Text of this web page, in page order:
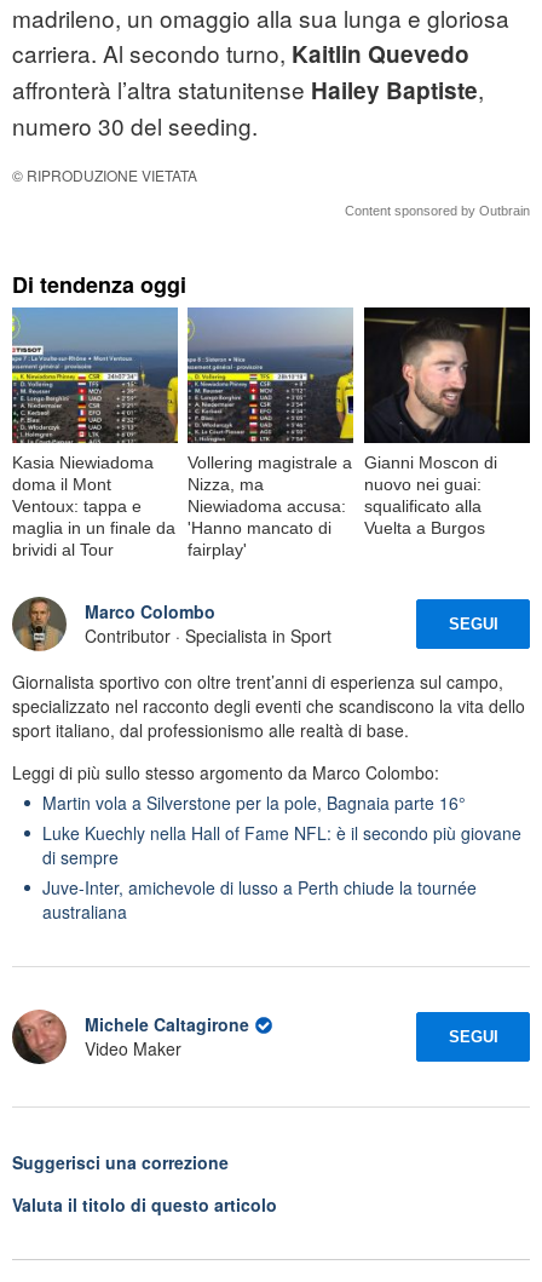
madrileno, un omaggio alla sua lunga e gloriosa
carriera. Al secondo turno, Kaitlin Quevedo
affronterà l’altra statunitense Hailey Baptiste,
numero 30 del seeding.
© RIPRODUZIONE VIETATA
Content sponsored by Outbrain
Di tendenza oggi
Kasia Niewiadoma
doma il Mont
Ventoux: tappa e
maglia in un finale da
brividi al Tour
Vollering magistrale a
Nizza, ma
Niewiadoma accusa:
'Hanno mancato di
fairplay'
Gianni Moscon di
nuovo nei guai:
squalificato alla
Vuelta a Burgos
Marco Colombo
Contributor · Specialista in Sport
SEGUI
Giornalista sportivo con oltre trent’anni di esperienza sul campo,
specializzato nel racconto degli eventi che scandiscono la vita dello
sport italiano, dal professionismo alle realtà di base.
Leggi di più sullo stesso argomento da Marco Colombo:
Martin vola a Silverstone per la pole, Bagnaia parte 16°
Luke Kuechly nella Hall of Fame NFL: è il secondo più giovane
di sempre
Juve-Inter, amichevole di lusso a Perth chiude la tournée
australiana
Michele Caltagirone
Video Maker
SEGUI
Suggerisci una correzione
Valuta il titolo di questo articolo